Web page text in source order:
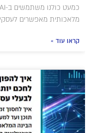
מלאכותית מאפשרים
קראו עוד »